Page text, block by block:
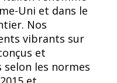
Uni et dans le
Nos
vibrants sur
et
les normes